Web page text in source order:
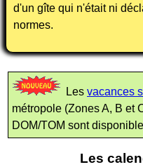
d'un gîte qui n'était ni
normes.
Les vacances
métropole (Zones A, B et
DOM/TOM sont
Les